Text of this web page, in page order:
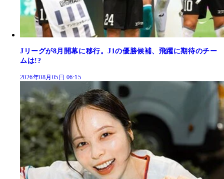
Jリーグが8月開幕に移行。J1の優勝候補、飛躍に期待のチー
ムは!?
2026年08月05日 06:15